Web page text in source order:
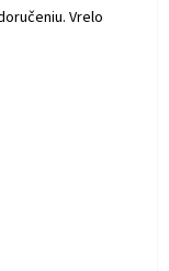
Vrelo